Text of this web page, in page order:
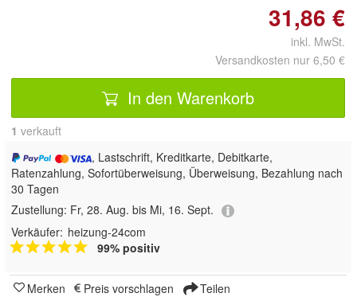
31,86 €
inkl. MwSt.
Versandkosten nur 6,50 €
In den Warenkorb
1 verkauft
, Lastschrift, Kreditkarte, Debitkarte,
Ratenzahlung, Sofortüberweisung, Überweisung, Bezahlung nach
30 Tagen
Zustellung: Fr, 28. Aug. bis Mi, 16. Sept.
Verkäufer: heizung-24com
99% positiv
Merken Preis vorschlagen Teilen